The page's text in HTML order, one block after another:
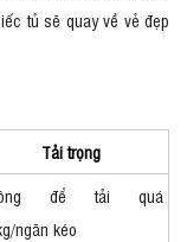
tủ sẽ quay về vẻ đẹp
Tải trọng
để tải quá
ngăn kéo